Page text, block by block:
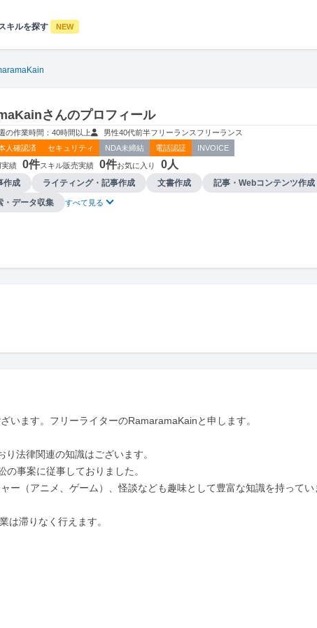
キルを探す NEW
さんのプロフィール
の作業時間：40時間以上 男性40代前半フリーランス フリーランス
人確認済 セキュリティ NDA未締結 電話認証 INVOICE
績 0件スキル販売実績 0件お気に入り 0人
作成 ライティング・記事作成 文書作成
記事・Webコンテンツ作成
・データ収集
すべて見る
います。フリーライターのRamaramaKainと申します。
法律関連の知識はございます。
事案に従事しておりました。
ー（アニメ、ゲーム）、怪談なども趣味として豊富な知識を持ってい
は滞りなく行えます。